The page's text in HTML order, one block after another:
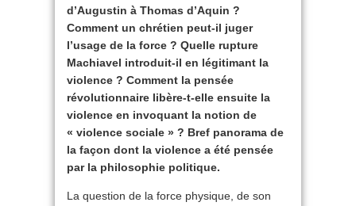
d’Augustin à Thomas d’Aquin ?
Comment un chrétien peut-il juger
l’usage de la force ? Quelle rupture
Machiavel introduit-il en légitimant la
violence ? Comment la pensée
révolutionnaire libère-t-elle ensuite la
violence en invoquant la notion de
« violence sociale » ? Bref panorama de
la façon dont la violence a été pensée
par la philosophie politique.
La question de la force physique, de son